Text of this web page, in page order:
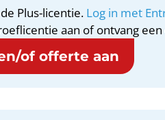
Plus-licentie. Log in met
aan of ontvang
of offerte aan